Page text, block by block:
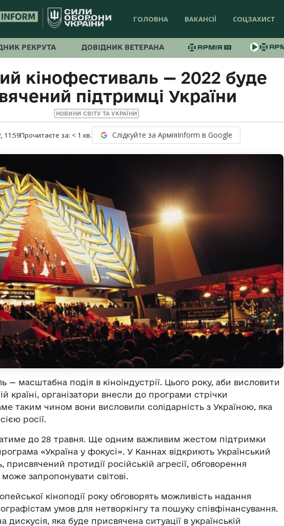
ГОЛОВНА ВАКАНСІЇ СОЦЗАХИСТ
РЕКРУТА ДОВІДНИК ВЕТЕРАНА
кінофестиваль — 2022 буде
підтримці України
НОВИНИ СВІТУ ТА УКРАЇНИ
11:59Прочитаєте за: < 1 хв. Слідкуйте за АрміяInform в Google
— масштабна подія в кіноіндустрії. Цього року, аби висловити
країні, організатори внесли до програми стрічки
таким чином вони висловили солідарність з Україною, яка
росії.
до 28 травня. Ще одним важливим жестом підтримки
«Україна у фокусі». У Каннах відкриють Український
присвячений протидії російській агресії, обговорення
може запропонувати світові.
кіноподії року обговорять можливість надання
умов для нетворкінгу та пошуку співфінансування.
дискусія, яка буде присвячена ситуації в українській